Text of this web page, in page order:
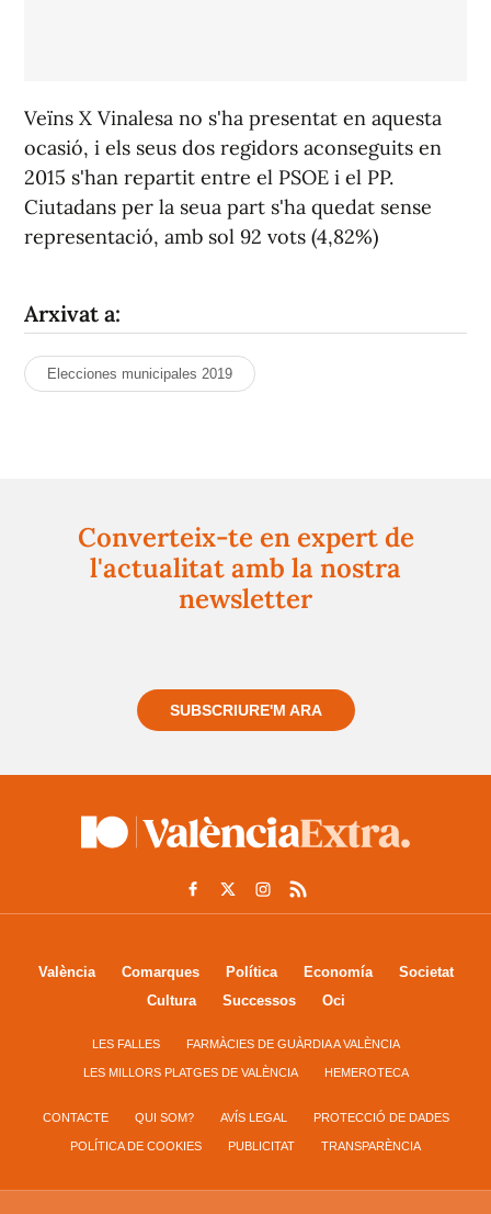
Veïns X Vinalesa no s'ha presentat en aquesta
ocasió, i els seus dos regidors aconseguits en
2015 s'han repartit entre el PSOE i el PP.
Ciutadans per la seua part s'ha quedat sense
representació, amb sol 92 vots (4,82%)
Arxivat a:
Elecciones municipales 2019
Converteix-te en expert de
l'actualitat amb la nostra
newsletter
SUBSCRIURE'M ARA
València Comarques Política Economía
Societat
Cultura
Successos Oci
LES FALLES FARMÀCIES DE GUÀRDIA A VALÈNCIA
LES MILLORS PLATGES DE VALÈNCIA HEMEROTECA
CONTACTE QUI SOM? AVÍS LEGAL PROTECCIÓ DE DADES
POLÍTICA DE COOKIES PUBLICITAT TRANSPARÈNCIA